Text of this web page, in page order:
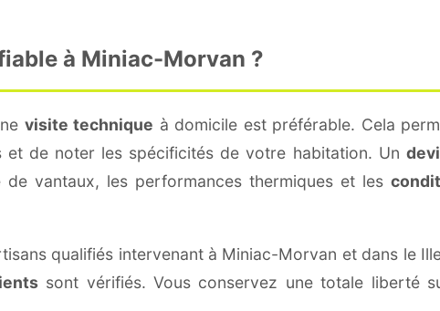
à Miniac-Morvan ?
visite technique à domicile est préférable. Cela
de noter les spécificités de votre habitation. Un
vantaux, les performances thermiques et les
qualifiés intervenant à Miniac-Morvan et dans le
sont vérifiés. Vous conservez une totale liberté